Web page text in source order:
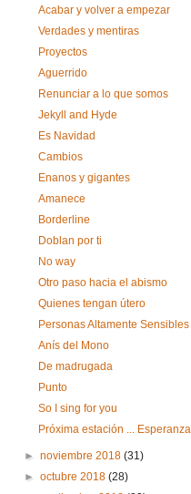
Acabar y volver a empezar
Verdades y mentiras
Proyectos
Aguerrido
Renunciar a lo que somos
Jekyll and Hyde
Es Navidad
Cambios
Enanos y gigantes
Amanece
Borderline
Doblan por ti
No way
Otro paso hacia el abismo
Quienes tengan útero
Personas Altamente Sensibles
Anís del Mono
De madrugada
Punto
So I sing for you
Próxima estación ... Esperanza
►noviembre 2018(31)
►octubre 2018(28)